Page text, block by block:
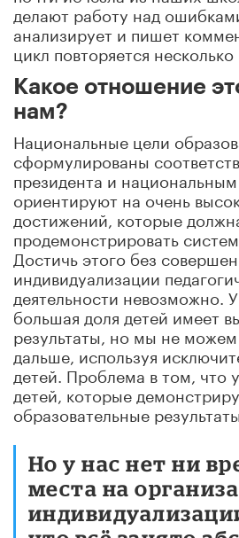
делают работу над
анализирует и пишет
цикл повторяется несколько
Какое отношение
нам?
Национальные цели
сформулированы
президента и
ориентируют на очень
достижений, которые
продемонстрировать
Достичь этого без
индивидуализации
деятельности невозможно.
большая доля детей имеет
результаты, но мы не можем
дальше, используя
детей. Проблема в том, что
детей, которые
образовательные результаты.
Но у нас нет ни
места на